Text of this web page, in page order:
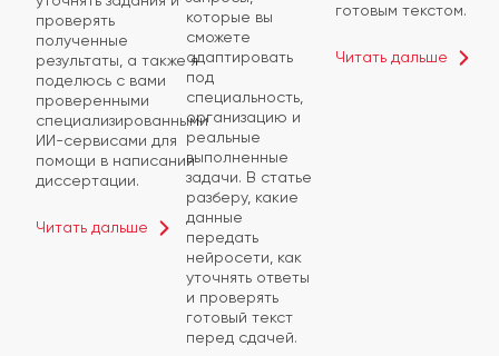
проверять
полученные
результаты, а также я
поделюсь с вами
проверенными
специализированными
ИИ-сервисами для
помощи в написании
диссертации.
Читать дальше
которые вы
сможете
адаптировать
под
специальность,
организацию и
реальные
выполненные
задачи. В статье
разберу, какие
данные
передать
нейросети, как
уточнять ответы
и проверять
готовый текст
перед сдачей.
готовым текстом.
Читать дальше